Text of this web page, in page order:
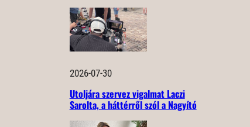
2026-07-30
Utoljára szervez vigalmat Laczi
Sarolta, a háttérről szól a Nagyító